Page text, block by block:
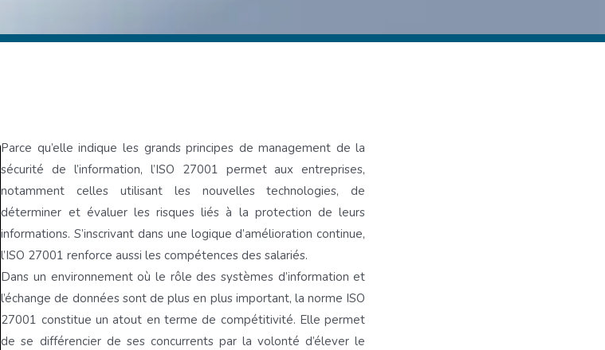
Parce qu’elle indique les grands principes de management de la
sécurité de l’information, l’ISO 27001 permet aux entreprises,
notamment celles utilisant les nouvelles technologies, de
déterminer et évaluer les risques liés à la protection de leurs
informations. S’inscrivant dans une logique d’amélioration continue,
l’ISO 27001 renforce aussi les compétences des salariés.
Dans un environnement où le rôle des systèmes d’information et
l’échange de données sont de plus en plus important, la norme ISO
27001 constitue un atout en terme de compétitivité. Elle permet
de se différencier de ses concurrents par la volonté d’élever le